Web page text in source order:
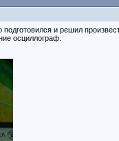
и решил
осциллограф.